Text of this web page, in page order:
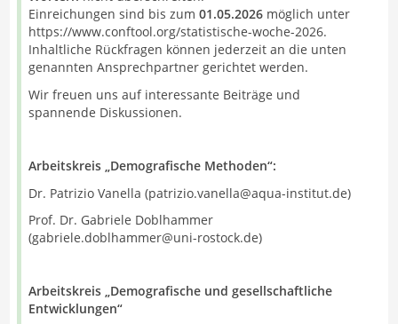
Einreichungen sind bis zum01.05.2026 möglich unter
https://www.conftool.org/statistische-woche-2026.
Inhaltliche Rückfragen können jederzeit an die unten
genannten Ansprechpartner gerichtet werden.
Wir freuen uns auf interessante Beiträge und
spannende Diskussionen.
Arbeitskreis „Demografische Methoden“:
Dr. Patrizio Vanella (patrizio.vanella@aqua-institut.de)
Prof. Dr. Gabriele Doblhammer
(gabriele.doblhammer@uni-rostock.de)
Arbeitskreis „Demografische und gesellschaftliche
Entwicklungen“